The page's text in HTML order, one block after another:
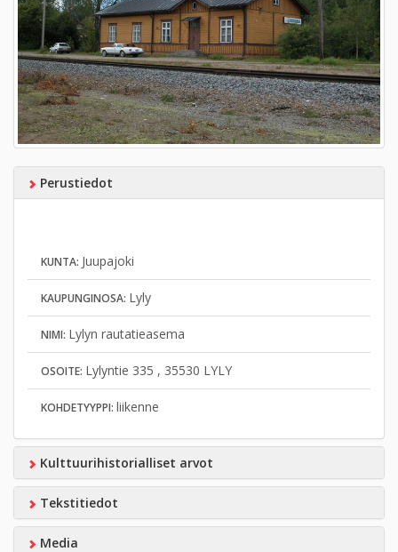
Perustiedot
KUNTA: Juupajoki
KAUPUNGINOSA: Lyly
NIMI: Lylyn rautatieasema
OSOITE: Lylyntie 335 , 35530 LYLY
KOHDETYYPPI: liikenne
Kulttuurihistorialliset arvot
Tekstitiedot
Media